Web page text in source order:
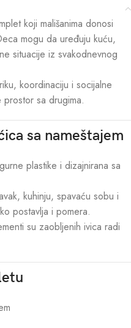
koji mališanima donosi
mogu da uređuju kuću,
situacije iz svakodnevnog
koordinaciju i socijalne
sa drugima.
sa nameštajem
plastike i dizajnirana sa
kuhinju, spavaću sobu i
postavlja i pomera.
su zaobljenih ivica radi